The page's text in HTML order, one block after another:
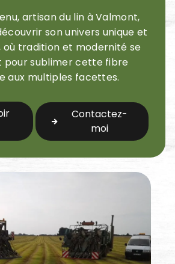
artisan du lin à Valmont,
son univers unique et
où tradition et modernité se
pour sublimer cette fibre
aux multiples facettes.
Contactez-
moi